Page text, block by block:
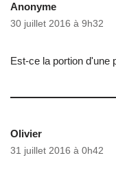
Anonyme
30 juillet 2016 à 9h32
Est-ce la portion d'une
Olivier
31 juillet 2016 à 0h42